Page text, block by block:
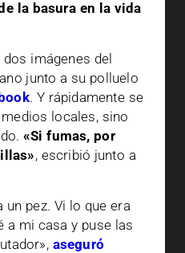
la basura en la vida
imágenes del
junto a su polluelo
. Y rápidamente se
locales, sino
«Si fumas, por
, escribió junto a
un pez. Vi lo que era
a mi casa y puse las
aseguró